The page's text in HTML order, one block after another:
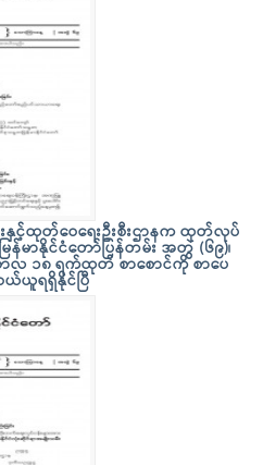
ေးနှင့်ထုတ်ဝေရေးဦးစီးဌာနက ထုတ်လုပ်
န်မာနိုင်ငံတော်ပြန်တမ်း အတွဲ (၆၉)၊
လ ၁၈ ရက်ထုတ် စာစောင်ကို စာပေ
ယူရရှိနိုင်ပြီ